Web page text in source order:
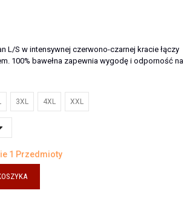
L/S w intensywnej czerwono-czarnej kracie łączy
100% bawełna zapewnia wygodę i odporność na
3XL 4XL XXL
1 Przedmioty